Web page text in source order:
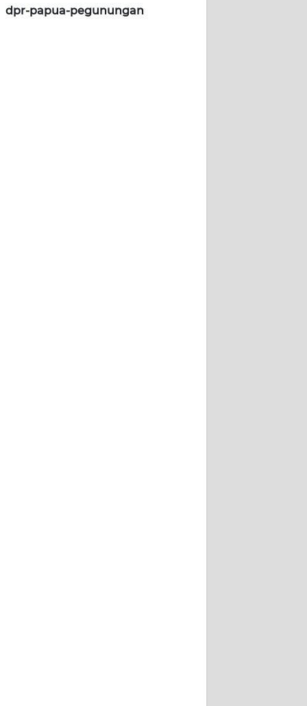
dpr-papua-pegunungan